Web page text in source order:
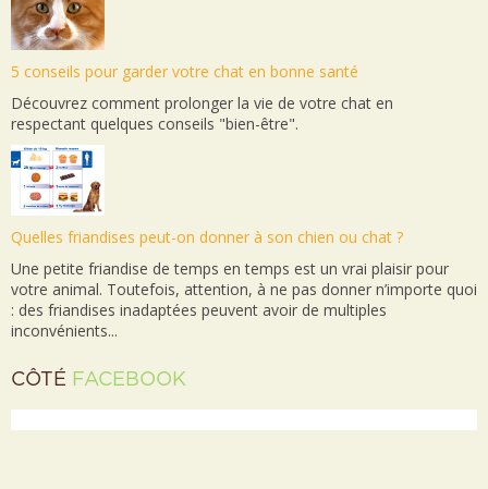
5 conseils pour garder votre chat en bonne santé
Découvrez comment prolonger la vie de votre chat en
respectant quelques conseils "bien-être".
Quelles friandises peut-on donner à son chien ou chat ?
Une petite friandise de temps en temps est un vrai plaisir pour
votre animal. Toutefois, attention, à ne pas donner n’importe quoi
: des friandises inadaptées peuvent avoir de multiples
inconvénients...
CÔTÉ FACEBOOK